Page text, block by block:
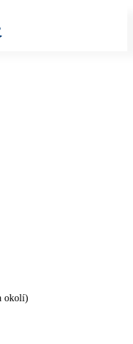
okolí)